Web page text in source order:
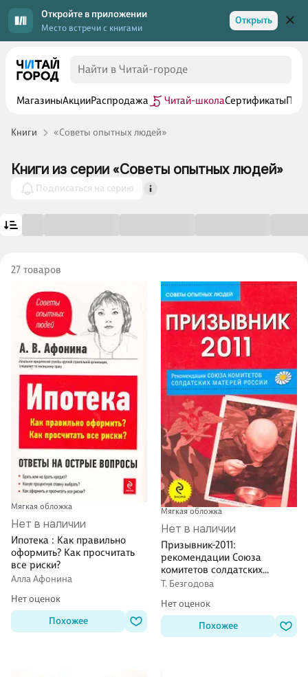
Откройте в приложении
Место встречи с книгами
Открыть
МагазиныАкцииРаспродажа Читай-школаСертификаты
Книги «Советы опытных людей»
Книги из серии «Советы опытных людей»
Подписаться на серию
27 товаров
Мягкая обложка
Нет в наличии
Ипотека : Как правильно
оформить? Как просчитать
все риски?
Алла Афонина
Нет оценок
Похожее
Мягкая обложка
Нет в наличии
Призывник-2011:
рекомендации Союза
комитетов солдатских
матерей России
Т. Безгодова
Нет оценок
Похожее